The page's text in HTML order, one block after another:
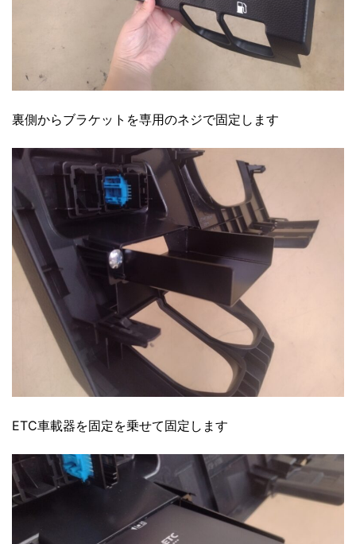
裏側からブラケットを専用のネジで固定します
ETC車載器を固定を乗せて固定します